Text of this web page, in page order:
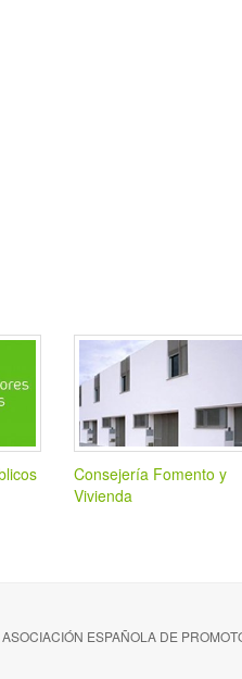
Consejería Fomento y
Vivienda
ASOCIACIÓN ESPAÑOLA DE